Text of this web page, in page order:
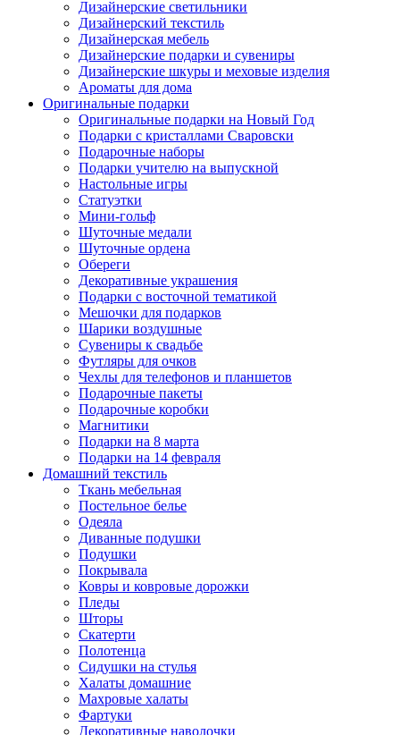
Дизайнерские светильники
Дизайнерский текстиль
Дизайнерская мебель
Дизайнерские подарки и сувениры
Дизайнерские шкуры и меховые изделия
Ароматы для дома
Оригинальные подарки
Оригинальные подарки на Новый Год
Подарки с кристаллами Сваровски
Подарочные наборы
Подарки учителю на выпускной
Настольные игры
Статуэтки
Мини-гольф
Шуточные медали
Шуточные ордена
Обереги
Декоративные украшения
Подарки с восточной тематикой
Мешочки для подарков
Шарики воздушные
Сувениры к свадьбе
Футляры для очков
Чехлы для телефонов и планшетов
Подарочные пакеты
Подарочные коробки
Магнитики
Подарки на 8 марта
Подарки на 14 февраля
Домашний текстиль
Ткань мебельная
Постельное белье
Одеяла
Диванные подушки
Подушки
Покрывала
Ковры и ковровые дорожки
Пледы
Шторы
Скатерти
Полотенца
Сидушки на стулья
Халаты домашние
Махровые халаты
Фартуки
Декоративные наволочки